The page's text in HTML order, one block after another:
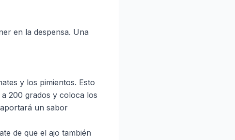
en la despensa. Una
y los pimientos. Esto
200 grados y coloca los
un sabor
de que el ajo también